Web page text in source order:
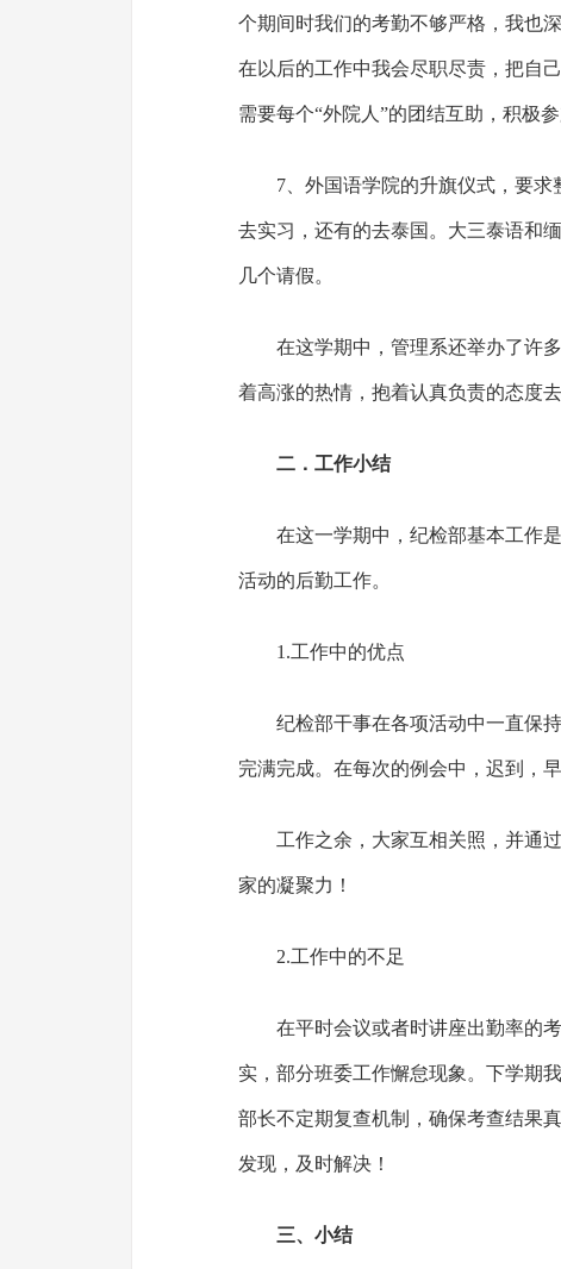
个期间时我们的考勤不够严格，我也
在以后的工作中我会尽职尽责，把自
需要每个“外院人”的团结互助，积极参
7、外国语学院的升旗仪式，要
去实习，还有的去泰国。大三泰语和
几个请假。
在这学期中，管理系还举办了许
着高涨的热情，抱着认真负责的态度去
二．工作小结
在这一学期中，纪检部基本工作
活动的后勤工作。
1.工作中的优点
纪检部干事在各项活动中一直保
完满完成。在每次的例会中，迟到，早
工作之余，大家互相关照，并通
家的凝聚力！
2.工作中的不足
在平时会议或者时讲座出勤率的
实，部分班委工作懈怠现象。下学期
部长不定期复查机制，确保考查结果
发现，及时解决！
三、小结